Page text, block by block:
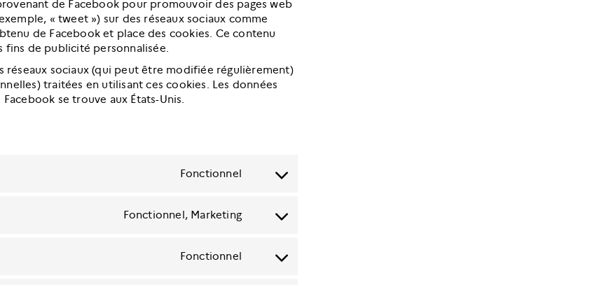
de Facebook pour promouvoir des pages web
« tweet ») sur des réseaux sociaux comme
de Facebook et place des cookies. Ce contenu
de publicité personnalisée.
sociaux (qui peut être modifiée régulièrement)
traitées en utilisant ces cookies. Les données
se trouve aux États-Unis.
Fonctionnel
Consent
wordpress
Fonctionnel, Marketing
Consent
google-
Fonctionnel
Consent